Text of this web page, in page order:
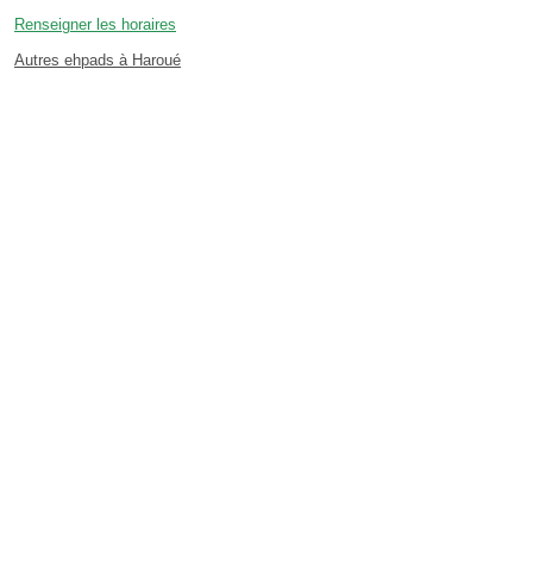
Renseigner les horaires
Autres ehpads à Haroué